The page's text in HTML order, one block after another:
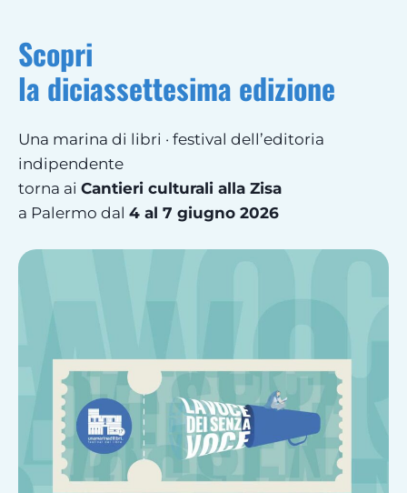
Scopri
la diciassettesima edizione
Una marina di libri · festival dell’editoria
indipendente
torna ai Cantieri culturali alla Zisa
a Palermo dal 4 al 7 giugno 2026